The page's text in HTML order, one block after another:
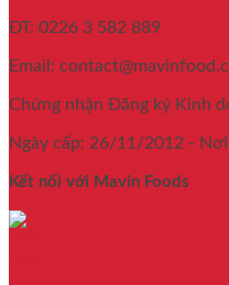
ĐT: 0226 3 582 889
Email:
Chứng nhận Đăng ký Kinh
Ngày cấp: 26/11/2012 -
Kết nối với Mavin Foods